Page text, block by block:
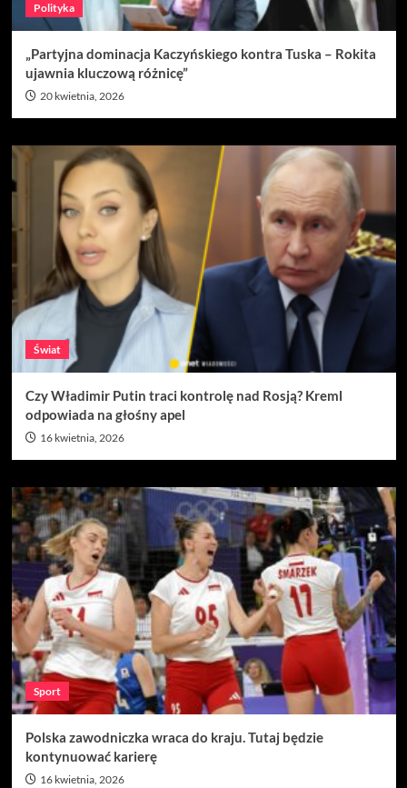
Polityka
„Partyjna dominacja Kaczyńskiego kontra Tuska – Rokita
ujawnia kluczową różnicę”
20 kwietnia, 2026
Świat
Czy Władimir Putin traci kontrolę nad Rosją? Kreml
odpowiada na głośny apel
16 kwietnia, 2026
Sport
Polska zawodniczka wraca do kraju. Tutaj będzie
kontynuować karierę
16 kwietnia, 2026